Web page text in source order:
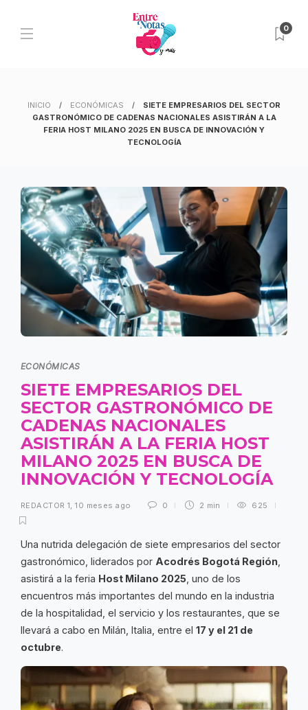
0
INICIO ECONÓMICAS
SIETE EMPRESARIOS DEL SECTOR
GASTRONÓMICO DE CADENAS NACIONALES ASISTIRÁN A LA
FERIA HOST MILANO 2025 EN BUSCA DE INNOVACIÓN Y
TECNOLOGÍA
ECONÓMICAS
SIETE EMPRESARIOS DEL
SECTOR GASTRONÓMICO DE
CADENAS NACIONALES
ASISTIRÁN A LA FERIA HOST
MILANO 2025 EN BUSCA DE
INNOVACIÓN Y TECNOLOGÍA
REDACTOR 1,10 meses ago 0 2 min 625
Una nutrida delegación de siete empresarios del sector
gastronómico, liderados por Acodrés Bogotá Región
asistirá a la feria Host Milano 2025 , uno de los
encuentros más importantes del mundo en la industria
de la hospitalidad, el servicio y los restaurantes, que se
llevará a cabo en Milán, Italia, entre el 17 y el 21 de
octubre.